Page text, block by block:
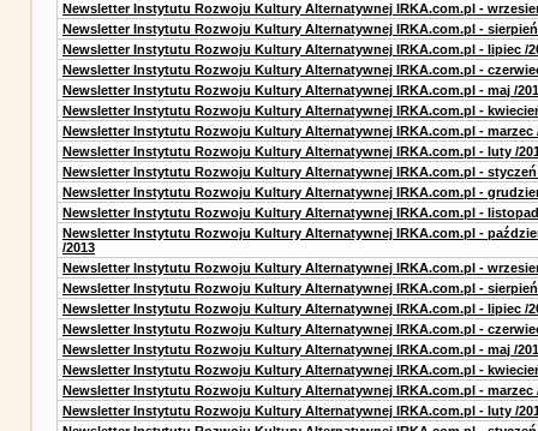
Newsletter Instytutu Rozwoju Kultury Alternatywnej IRKA.com.pl -
Newsletter Instytutu Rozwoju Kultury Alternatywnej IRKA.com.pl - sierpień
Newsletter Instytutu Rozwoju Kultury Alternatywnej IRKA.com.pl - lipiec /
Newsletter Instytutu Rozwoju Kultury Alternatywnej IRKA.com.pl -
Newsletter Instytutu Rozwoju Kultury Alternatywnej IRKA.com.pl - maj /
Newsletter Instytutu Rozwoju Kultury Alternatywnej IRKA.com.pl -
Newsletter Instytutu Rozwoju Kultury Alternatywnej IRKA.com.pl - marzec
Newsletter Instytutu Rozwoju Kultury Alternatywnej IRKA.com.pl - luty /
Newsletter Instytutu Rozwoju Kultury Alternatywnej IRKA.com.pl - styczeń
Newsletter Instytutu Rozwoju Kultury Alternatywnej IRKA.com.pl -
Newsletter Instytutu Rozwoju Kultury Alternatywnej IRKA.com.pl - listopad
Newsletter Instytutu Rozwoju Kultury Alternatywnej IRKA.com.pl -
/2013
Newsletter Instytutu Rozwoju Kultury Alternatywnej IRKA.com.pl -
Newsletter Instytutu Rozwoju Kultury Alternatywnej IRKA.com.pl - sierpień
Newsletter Instytutu Rozwoju Kultury Alternatywnej IRKA.com.pl - lipiec /
Newsletter Instytutu Rozwoju Kultury Alternatywnej IRKA.com.pl -
Newsletter Instytutu Rozwoju Kultury Alternatywnej IRKA.com.pl - maj /
Newsletter Instytutu Rozwoju Kultury Alternatywnej IRKA.com.pl -
Newsletter Instytutu Rozwoju Kultury Alternatywnej IRKA.com.pl - marzec
Newsletter Instytutu Rozwoju Kultury Alternatywnej IRKA.com.pl - luty /